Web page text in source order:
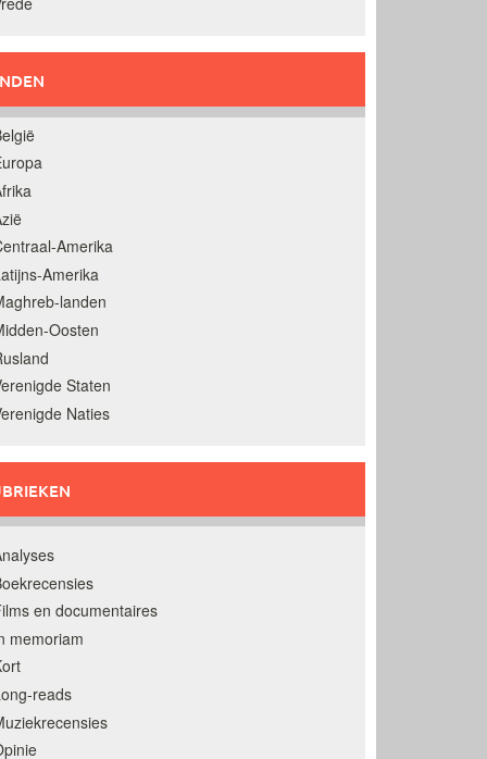
Amerika
Amerika
landen
Oosten
Staten
Naties
en documentaires
memoriam
reads